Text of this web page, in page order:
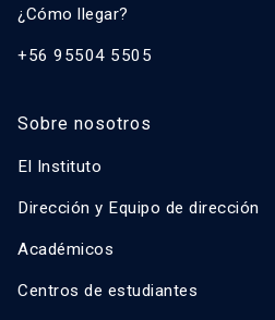
¿Cómo llegar?
+56 95504 5505
Sobre nosotros
El Instituto
Dirección y Equipo de dirección
Académicos
Centros de estudiantes